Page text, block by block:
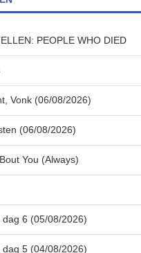
PEOPLE WHO DIED
Vonk (06/08/2026)
(06/08/2026)
You (Always)
dag 6 (05/08/2026)
dag 5 (04/08/2026)